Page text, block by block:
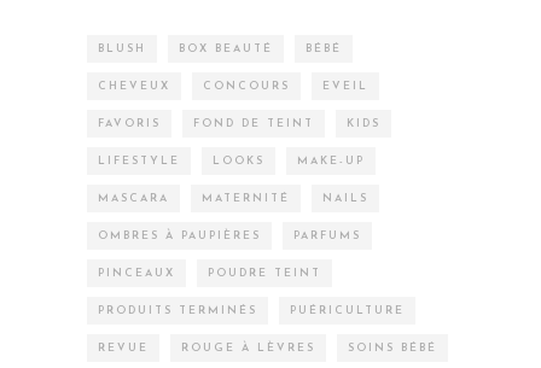
BLUSH BOX BEAUTÉ BÉBÉ
CHEVEUX CONCOURS EVEIL
FAVORIS FOND DE TEINT KIDS
LIFESTYLE LOOKS MAKE-UP
MASCARA MATERNITÉ NAILS
OMBRES À PAUPIÈRES PARFUMS
PINCEAUX POUDRE TEINT
PRODUITS TERMINÉS PUÉRICULTURE
REVUE ROUGE À LÈVRES SOINS BÉBÉ